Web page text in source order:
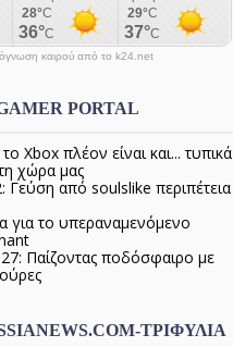
καιρού από το k24.net
PORTAL
Xbox πλέον είναι και... τυπικά
χώρα μας
Γεύση από soulslike περιπέτεια
για το υπεραναμενόμενο
Παίζοντας ποδόσφαιρο με
ΤΡΙΦΥΛΙΑ